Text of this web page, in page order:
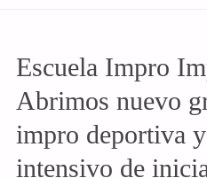
Escuela Impro
Abrimos nuevo
impro deportiva
intensivo de